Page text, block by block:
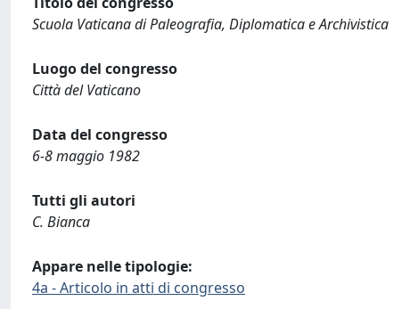
Scuola Vaticana di Paleografia, Diplomatica e Archivistica
Luogo del congresso
Città del Vaticano
Data del congresso
6-8 maggio 1982
Tutti gli autori
C. Bianca
Appare nelle tipologie:
4a - Articolo in atti di congresso